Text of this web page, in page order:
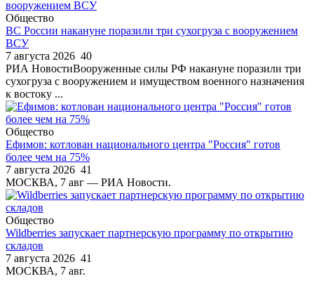
Общество
ВС России накануне поразили три сухогруза с вооружением
ВСУ
7 августа 2026 40
РИА НовостиВооруженные силы РФ накануне поразили три
сухогруза с вооружением и имуществом военного назначения
к востоку ...
Общество
Ефимов: котлован национального центра "Россия" готов
более чем на 75%
7 августа 2026 41
МОСКВА, 7 авг — РИА Новости.
Общество
Wildberries запускает партнерскую программу по открытию
складов
7 августа 2026 41
МОСКВА, 7 авг.